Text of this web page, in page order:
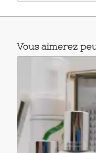
Vous aimerez